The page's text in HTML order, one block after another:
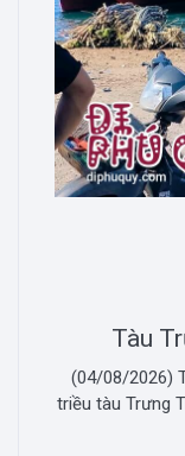
Tàu
(04/08/2026)
triều tàu Trưng